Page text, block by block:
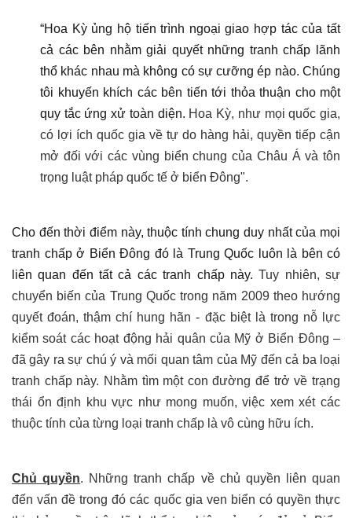
“Hoa Kỳ ủng hộ tiến trình ngoại giao hợp tác của tất
cả các bên nhằm giải quyết những tranh chấp lãnh
thổ khác nhau mà không có sự cưỡng ép nào. Chúng
tôi khuyến khích các bên tiến tới thỏa thuận cho một
quy tắc ứng xử toàn diện. Hoa Kỳ, như mọi quốc gia,
có lợi ích quốc gia về tự do hàng hải, quyền tiếp cận
mở đối với các vùng biển chung của Châu Á và tôn
trọng luật pháp quốc tế ở biển Đông".
Cho đến thời điểm này, thuộc tính chung duy nhất của mọi
tranh chấp ở Biển Đông đó là Trung Quốc luôn là bên có
liên quan đến tất cả các tranh chấp này.Tuy nhiên, sự
chuyển biến của Trung Quốc trong năm 2009 theo hướng
quyết đoán, thậm chí hung hãn - đặc biệt là trong nỗ lực
kiểm soát các hoạt động hải quân của Mỹ ở Biển Đông –
đã gây ra sự chú ý và mối quan tâm của Mỹ đến cả ba loại
tranh chấp này. Nhằm tìm một con đường để trở về trạng
thái ổn định khu vực như mong muốn, việc xem xét các
thuộc tính của từng loại tranh chấp là vô cùng hữu ích.
Chủ quyền. Những tranh chấp về chủ quyền liên quan
đến vấn đề trong đó các quốc gia ven biển có quyền thực